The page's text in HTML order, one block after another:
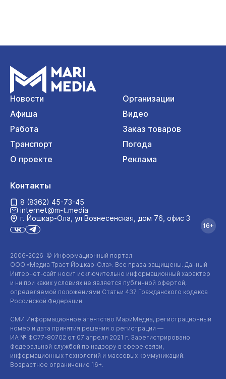
Новости
Организации
Афиша
Видео
Работа
Заказ товаров
Транспорт
Погода
О проекте
Реклама
2006-2026 © Информационный портал
ООО «Медиа Траст Йошкар-Ола». Все права защищены. Данный
Интернет-сайт носит исключительно информационный характер
и ни при каких условиях не является публичной офертой,
определяемой положениями Статьи 437 Гражданского кодекса
Российской Федерации.
СМИ Информационное агентство МариМедиа, регистрационный
номер и дата принятия решения о регистрации —
ИА № ФС77-80702 от 07 апреля 2021 г. Зарегистрировано
Федеральной службой по надзору в сфере связи,
информационных технологий и массовых коммуникаций.
Возрастное ограничение 16+.
Контакты
8 (8362) 45-73-45
internet@m-t.media
г. Йошкар‑Ола, ул Вознесенская, дом 76, офис 3
16+